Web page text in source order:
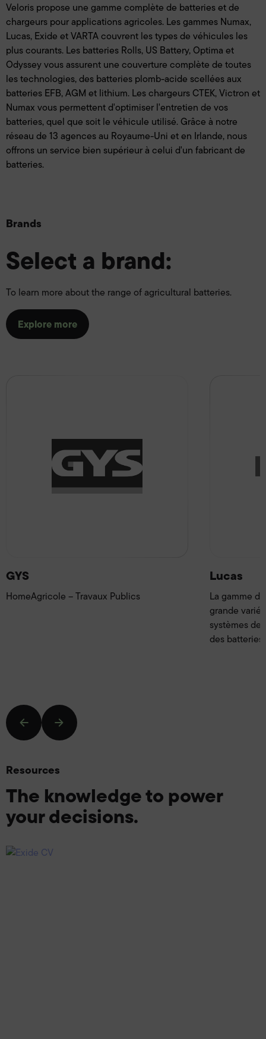
Veloris propose une gamme complète de batteries et de
chargeurs pour applications agricoles. Les gammes Numax,
Lucas, Exide et VARTA couvrent les types de véhicules les
plus courants. Les batteries Rolls, US Battery, Optima et
Odyssey vous assurent une couverture complète de toutes
les technologies, des batteries plomb-acide scellées aux
batteries EFB, AGM et lithium. Les chargeurs CTEK, Victron et
Numax vous permettent d'optimiser l'entretien de vos
batteries, quel que soit le véhicule utilisé. Grâce à notre
réseau de 13 agences au Royaume-Uni et en Irlande, nous
offrons un service bien supérieur à celui d'un fabricant de
batteries.
Brands
Select a brand:
To learn more about the range of agricultural batteries.
Explore more
GYS
HomeAgricole – Travaux Publics
Lucas
La gamme
grande
systèmes
des
Resources
The knowledge to power
your decisions.